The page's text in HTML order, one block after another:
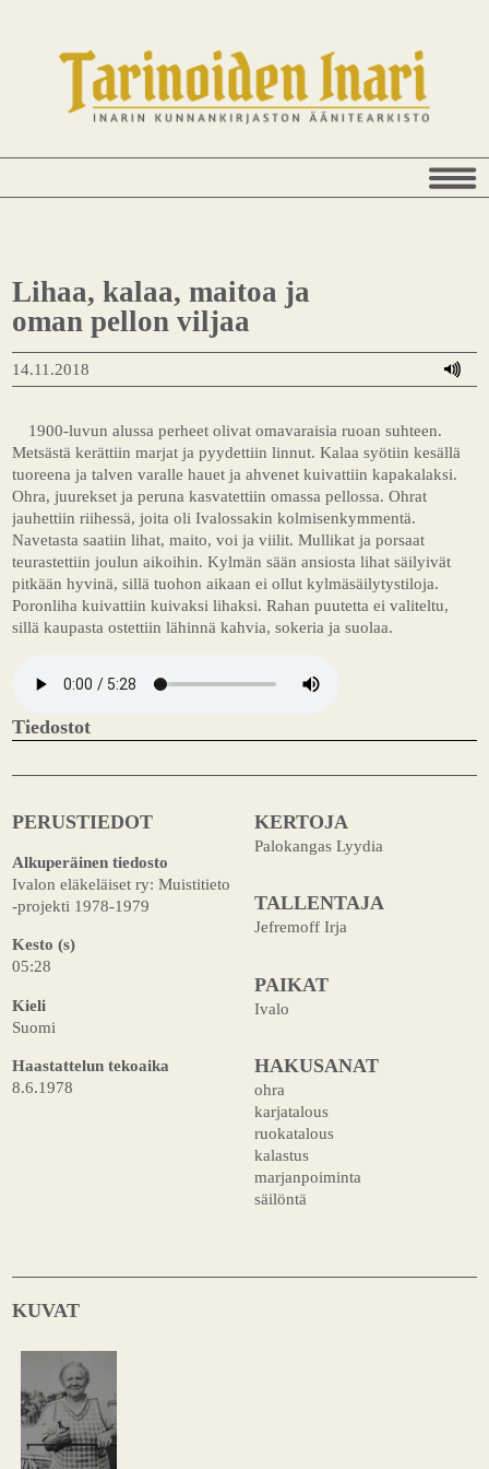
Lihaa, kalaa, maitoa ja
oman pellon viljaa
14.11.2018
1900-luvun alussa perheet olivat omavaraisia ruoan suhteen.
Metsästä kerättiin marjat ja pyydettiin linnut. Kalaa syötiin kesällä
tuoreena ja talven varalle hauet ja ahvenet kuivattiin kapakalaksi.
Ohra, juurekset ja peruna kasvatettiin omassa pellossa. Ohrat
jauhettiin riihessä, joita oli Ivalossakin kolmisenkymmentä.
Navetasta saatiin lihat, maito, voi ja viilit. Mullikat ja porsaat
teurastettiin joulun aikoihin. Kylmän sään ansiosta lihat säilyivät
pitkään hyvinä, sillä tuohon aikaan ei ollut kylmäsäilytystiloja.
Poronliha kuivattiin kuivaksi lihaksi. Rahan puutetta ei valiteltu,
sillä kaupasta ostettiin lähinnä kahvia, sokeria ja suolaa.
Tiedostot
PERUSTIEDOT
Alkuperäinen tiedosto
Ivalon eläkeläiset ry: Muistitieto
-projekti 1978-1979
Kesto (s)
05:28
Kieli
Suomi
Haastattelun tekoaika
8.6.1978
KERTOJA
Palokangas Lyydia
TALLENTAJA
Jefremoff Irja
PAIKAT
Ivalo
HAKUSANAT
ohra
karjatalous
ruokatalous
kalastus
marjanpoiminta
säilöntä
KUVAT